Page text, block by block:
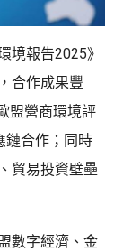
境報告2025》
合作成果豐
盟營商環境評
鏈合作；同時
貿易投資壁壘
數字經濟、金